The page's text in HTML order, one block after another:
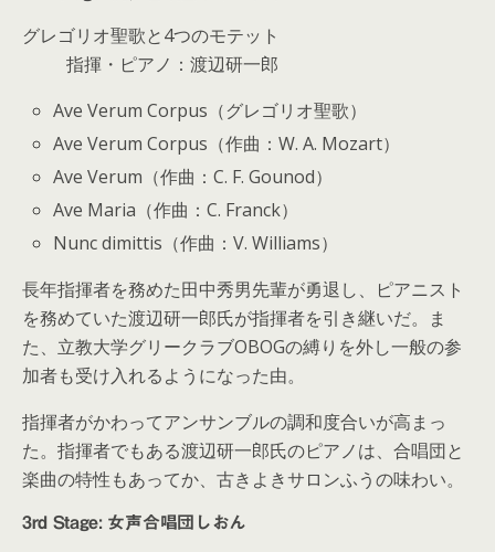
グレゴリオ聖歌と4つのモテット
指揮・ピアノ：渡辺研一郎
Ave Verum Corpus（グレゴリオ聖歌）
Ave Verum Corpus（作曲：W. A. Mozart）
Ave Verum（作曲：C. F. Gounod）
Ave Maria（作曲：C. Franck）
Nunc dimittis（作曲：V. Williams）
長年指揮者を務めた田中秀男先輩が勇退し、ピアニスト
を務めていた渡辺研一郎氏が指揮者を引き継いだ。ま
た、立教大学グリークラブOBOGの縛りを外し一般の参
加者も受け入れるようになった由。
指揮者がかわってアンサンブルの調和度合いが高まっ
た。指揮者でもある渡辺研一郎氏のピアノは、合唱団と
楽曲の特性もあってか、古きよきサロンふうの味わい。
3rd Stage: 女声合唱団しおん